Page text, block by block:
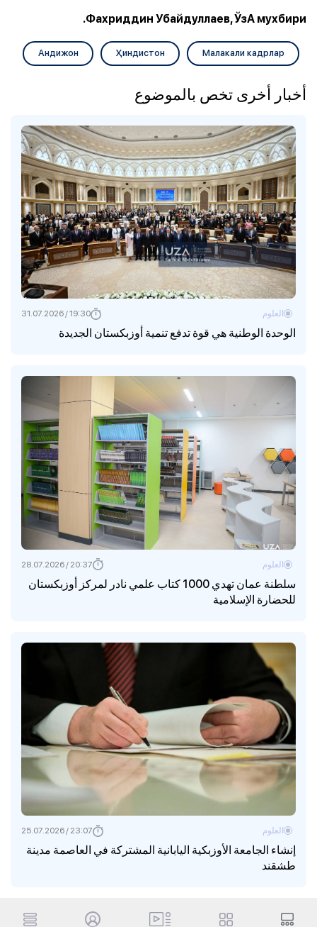
Фахриддин Убайдуллаев, ЎзА мухбири.
Малакали кадрлар
Ҳиндистон
Андижон
أخبار أخرى تخص بالموضوع
الوحدة الوطنية هي قوة تدفع تنمية أوزبكستان الجديدة
العلوم 19:30 / 31.07.2026
سلطنة عمان تهدي 1000 كتاب علمي نادر لمركز أوزبكستان
للحضارة الإسلامية
العلوم 20:37 / 28.07.2026
إنشاء الجامعة الأوزبكية اليابانية المشتركة في العاصمة مدينة
طشقند
العلوم 23:07 / 25.07.2026